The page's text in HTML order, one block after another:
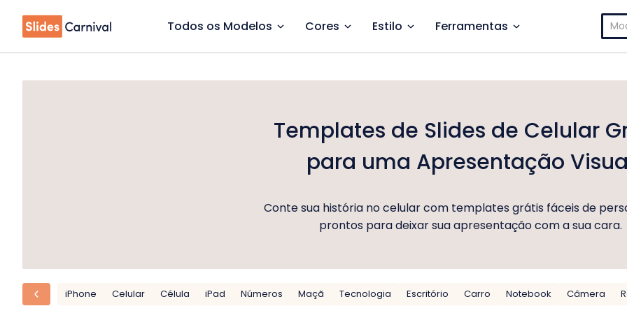
Todos os Modelos Cores Estilo Ferramentas
por:
Templates de Slides de Celular
para uma Apresentação
Conte sua história no celular com templates grátis fáceis de
prontos para deixar sua apresentação com a sua cara.
iPhone Celular Célula iPad Números Maçã Tecnologia Escritório Carro Notebook Câmera